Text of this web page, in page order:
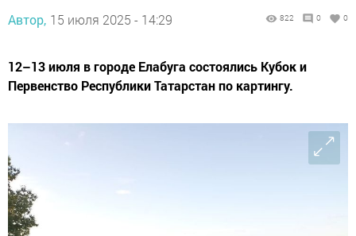
Автор, 15 июля 2025 - 14:29 822 0 0
12–13 июля в городе Елабуга состоялись Кубок и
Первенство Республики Татарстан по картингу.